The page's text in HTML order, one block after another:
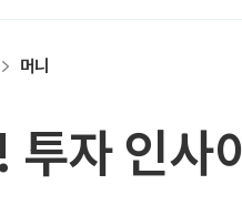
머니
투자 인사